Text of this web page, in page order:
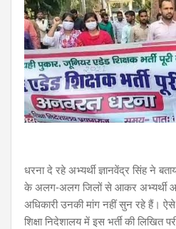
धरना दे रहे अभ्यर्थी ज्ञानवेंद्र सिंह ने
के अलग-अलग जिलों से आकर अभ्यर्थी
अधिकारी उनकी मांग नहीं सुन रहे हैं।
शिक्षा निदेशालय में इस भर्ती की लिखित